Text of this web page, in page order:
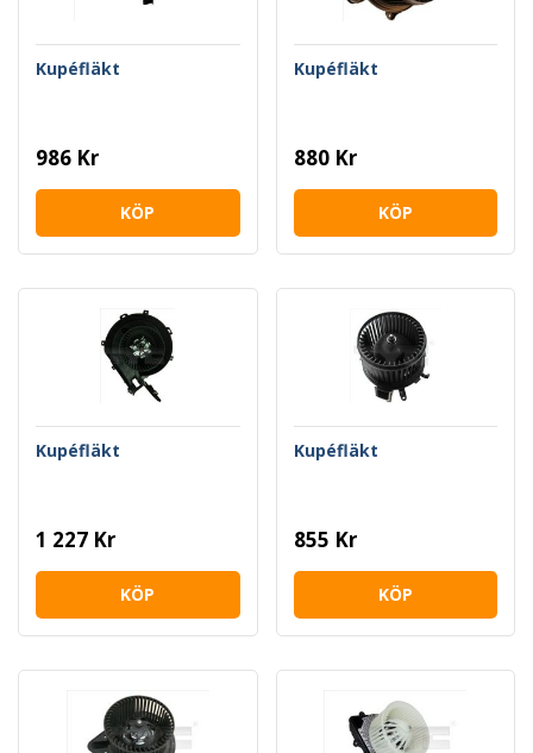
Kupéfläkt
986 Kr
KÖP
Kupéfläkt
880 Kr
KÖP
Kupéfläkt
1 227 Kr
KÖP
Kupéfläkt
855 Kr
KÖP